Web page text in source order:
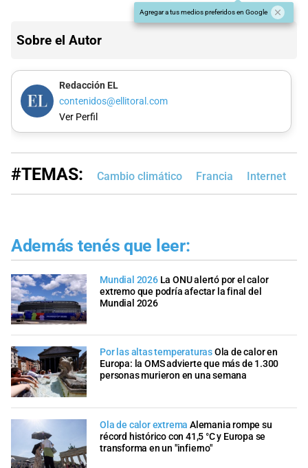
Agregar a tus medios preferidos en Google
Sobre el Autor
Redacción EL
contenidos@ellitoral.com
Ver Perfil
#TEMAS: Cambio climático Francia Internet
Además tenés que leer:
Mundial 2026 La ONU alertó por el calor
extremo que podría afectar la final del
Mundial 2026
Por las altas temperaturasOla de calor en
Europa: la OMS advierte que más de 1.300
personas murieron en una semana
Ola de calor extrema Alemania rompe su
récord histórico con 41,5 °C y Europa se
transforma en un "infierno"